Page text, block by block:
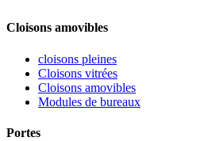
Cloisons amovibles
cloisons pleines
Cloisons vitrées
Cloisons amovibles
Modules de bureaux
Portes